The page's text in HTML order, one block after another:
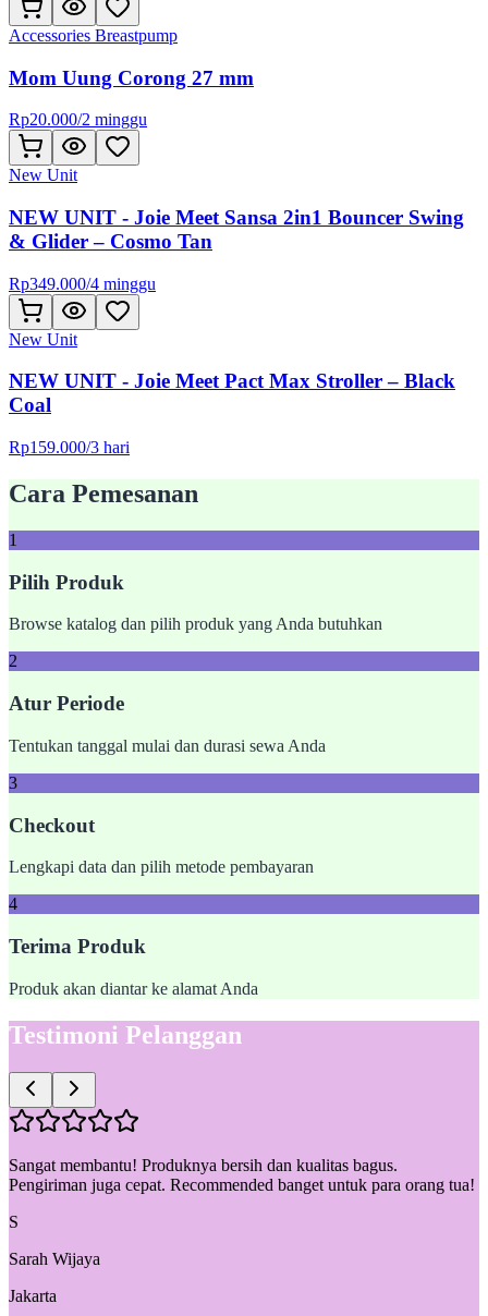
Accessories Breastpump
Mom Uung Corong 27 mm
Rp20.000/2 minggu
New Unit
NEW UNIT - Joie Meet Sansa 2in1 Bouncer Swing
& Glider – Cosmo Tan
Rp349.000/4 minggu
New Unit
NEW UNIT - Joie Meet Pact Max Stroller – Black
Coal
Rp159.000/3 hari
Cara Pemesanan
1
Pilih Produk
Browse katalog dan pilih produk yang Anda butuhkan
2
Atur Periode
Tentukan tanggal mulai dan durasi sewa Anda
3
Checkout
Lengkapi data dan pilih metode pembayaran
4
Terima Produk
Produk akan diantar ke alamat Anda
Testimoni Pelanggan
Sangat membantu! Produknya bersih dan kualitas bagus.
Pengiriman juga cepat. Recommended banget untuk para orang tua!
S
Sarah Wijaya
Jakarta